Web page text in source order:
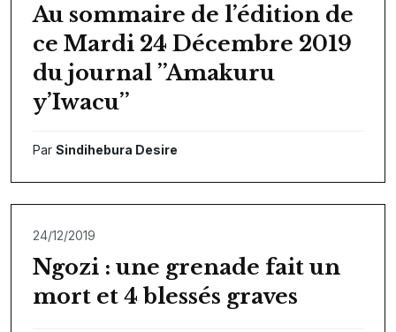
Au sommaire de l’édition de
ce Mardi 24 Décembre 2019
du journal ’’Amakuru
y’Iwacu’’
Par Sindihebura Desire
24/12/2019
Ngozi : une grenade fait un
mort et 4 blessés graves